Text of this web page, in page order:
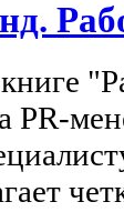
PR-